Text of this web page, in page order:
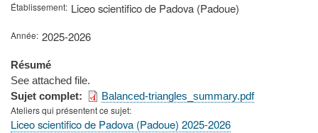
Établissement Liceo scientifico de Padova (Padoue)
Année 2025-2026
Résumé
See attached file.
Sujet complet
Balanced-triangles_summary.pdf
Ateliers qui présentent ce sujet
Liceo scientifico de Padova (Padoue) 2025-2026